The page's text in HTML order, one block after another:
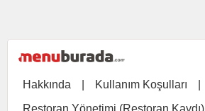
Hakkında Kullanım Koşulları
Restoran Yönetimi (Restoran Kaydı)